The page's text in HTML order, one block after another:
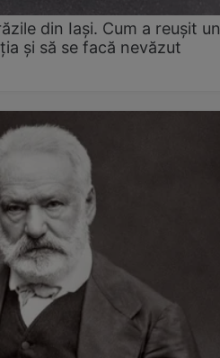
din Iași. Cum a reușit un
și să se facă nevăzut